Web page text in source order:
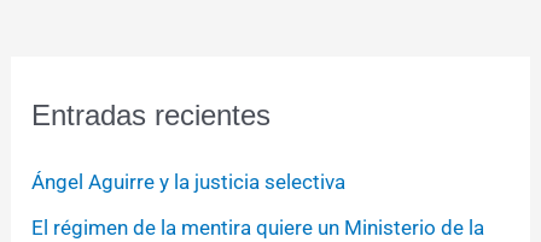
Entradas recientes
Ángel Aguirre y la justicia selectiva
El régimen de la mentira quiere un Ministerio de la